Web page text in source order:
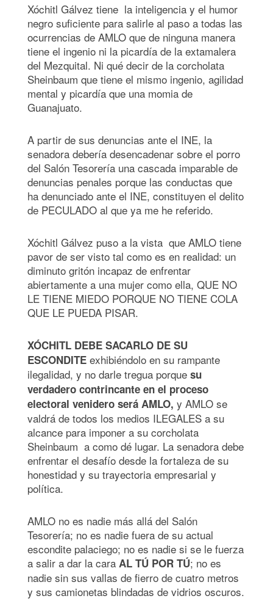
Xóchitl Gálvez tiene la inteligencia y el humor
negro suficiente para salirle al paso a todas las
ocurrencias de AMLO que de ninguna manera
tiene el ingenio ni la picardía de la extamalera
del Mezquital. Ni qué decir de la corcholata
Sheinbaum que tiene el mismo ingenio, agilidad
mental y picardía que una momia de
Guanajuato.
A partir de sus denuncias ante el INE, la
senadora debería desencadenar sobre el porro
del Salón Tesorería una cascada imparable de
denuncias penales porque las conductas que
ha denunciado ante el INE, constituyen el delito
de PECULADO al que ya me he referido.
Xóchitl Gálvez puso a la vista que AMLO tiene
pavor de ser visto tal como es en realidad: un
diminuto gritón incapaz de enfrentar
abiertamente a una mujer como ella, QUE NO
LE TIENE MIEDO PORQUE NO TIENE COLA
QUE LE PUEDA PISAR.
XÓCHITL DEBE SACARLO DE SU
ESCONDITE exhibiéndolo en su rampante
ilegalidad, y no darle tregua porque su
verdadero contrincante en el proceso
electoral venidero será AMLO, y AMLO se
valdrá de todos los medios ILEGALES a su
alcance para imponer a su corcholata
Sheinbaum a como dé lugar. La senadora debe
enfrentar el desafío desde la fortaleza de su
honestidad y su trayectoria empresarial y
política.
AMLO no es nadie más allá del Salón
Tesorería; no es nadie fuera de su actual
escondite palaciego; no es nadie si se le fuerza
a salir a dar la cara AL TÚ POR TÚ; no es
nadie sin sus vallas de fierro de cuatro metros
y sus camionetas blindadas de vidrios oscuros.